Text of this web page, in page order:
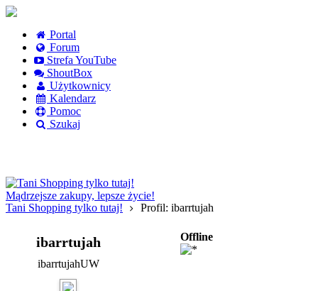
Portal
Forum
Strefa YouTube
ShoutBox
Użytkownicy
Kalendarz
Pomoc
Szukaj
Mądrzejsze zakupy, lepsze życie!
Tani Shopping tylko tutaj!
Profil: ibarrtujah
ibarrtujah
ibarrtujahUW
Offline